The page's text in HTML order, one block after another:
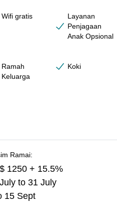
Wifi gratis
Layanan
Penjagaan
Anak Opsional
Ramah
Keluarga
Koki
Ramai:
1250 + 15.5%
to 31 July
15 Sept